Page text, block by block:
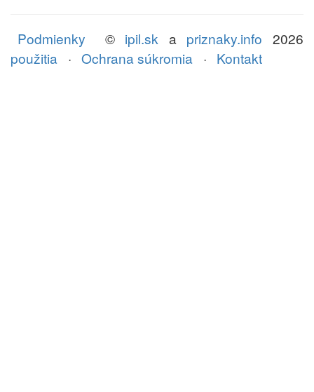
© ipil.sk a priznaky.info 2026
Podmienky
použitia · Ochrana súkromia · Kontakt